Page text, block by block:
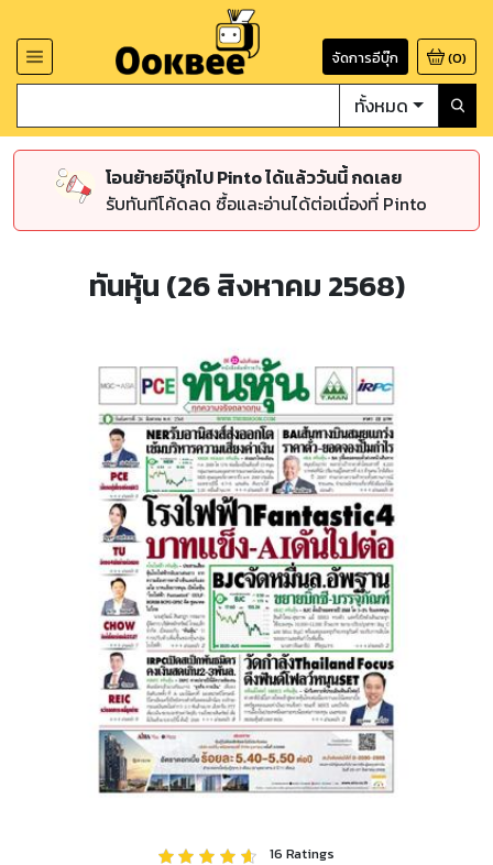
จัดการอีบุ๊ก (0)
ทั้งหมด
โอนย้ายอีบุ๊กไป Pinto ได้แล้ววันนี้ กดเลย
รับทันทีโค้ดลด ซื้อและอ่านได้ต่อเนื่องที่ Pinto
ทันหุ้น (26 สิงหาคม 2568)
16 Ratings